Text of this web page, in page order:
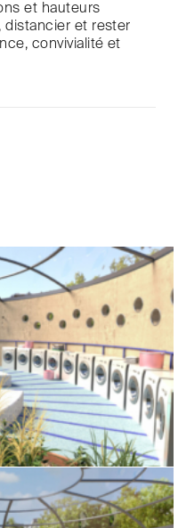
et hauteurs
distancier et rester
convivialité et